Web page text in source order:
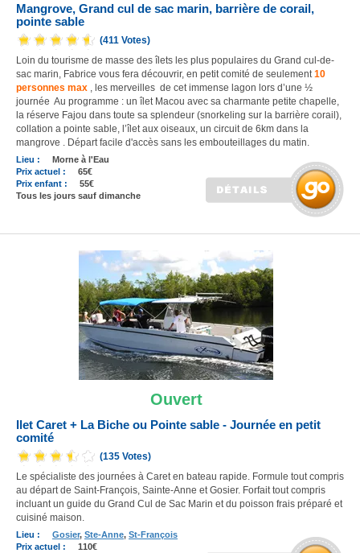
Mangrove, Grand cul de sac marin, barrière de corail,
pointe sable
(411 Votes)
Loin du tourisme de masse des îlets les plus populaires du Grand cul-de-
sac marin, Fabrice vous fera découvrir, en petit comité de seulement10
personnes max , les merveilles de cet immense lagon lors d’une ½
journée Au programme : un îlet Macou avec sa charmante petite chapelle,
la réserve Fajou dans toute sa splendeur (snorkeling sur la barrière corail),
collation a pointe sable, l’îlet aux oiseaux, un circuit de 6km dans la
mangrove . Départ facile d'accès sans les embouteillages du matin.
Lieu :
Morne à l'Eau
Prix actuel :
65€
Prix enfant :
55€
Tous les jours sauf dimanche
Ouvert
Ilet Caret + La Biche ou Pointe sable - Journée en petit
comité
(135 Votes)
Le spécialiste des journées à Caret en bateau rapide. Formule tout compris
au départ de Saint-François, Sainte-Anne et Gosier. Forfait tout compris
incluant un guide du Grand Cul de Sac Marin et du poisson frais préparé et
cuisiné maison.
Lieu : Gosier, Ste-Anne, St-François
Prix actuel :
110€